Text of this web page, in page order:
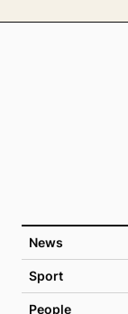
News
Sport
People